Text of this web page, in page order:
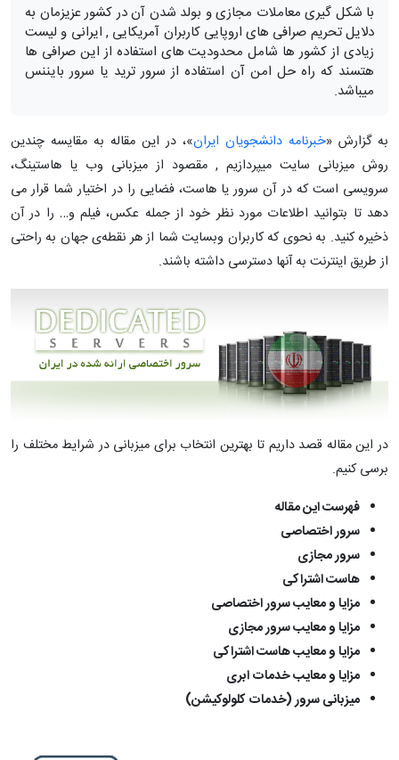
با شکل گیری معاملات مجازی و بولد شدن آن در کشور عزیزمان به
دلایل تحریم صرافی های اروپایی کاربران آمریکایی , ایرانی و لیست
زیادی از کشور ها شامل محدودیت های استفاده از این صرافی ها
هتسند که راه حل امن آن استفاده از سرور ترید یا سرور بایننس
میباشد.
به گزارش «خبرنامه دانشجویان ایران»، در این مقاله به مقایسه چندین
روش میزبانی سایت میپردازیم , مقصود از میزبانی وب یا هاستینگ،
سرویسی است که در آن سرور یا هاست، فضایی را در اختیار شما قرار می­‌
دهد تا بتوانید اطلاعات مورد نظر خود از جمله عکس، فیلم و… را در آن
ذخیره ­کنید. به نحوی که کاربران وب­سایت شما از هر نقطه‌ی جهان به راحتی
از طریق اینترنت به آن­ها دسترسی داشته باشند.
در این مقاله قصد داریم تا بهترین انتخاب برای میزبانی در شرایط مختلف را
برسی کنیم.
فهرست این مقاله
سرور اختصاصی
سرور مجازی
هاست اشتراکی
مزایا و معایب سرور اختصاصی
مزایا و معایب سرور مجازی
مزایا و معایب هاست اشتراکی
مزایا و معایب خدمات ابری
میزبانی سرور (خدمات کلولوکیشن)